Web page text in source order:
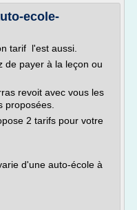
ecole-
tarif l'est aussi.
de payer à la leçon ou
revoit avec vous les
proposées.
2 tarifs pour votre
d'une auto-école à